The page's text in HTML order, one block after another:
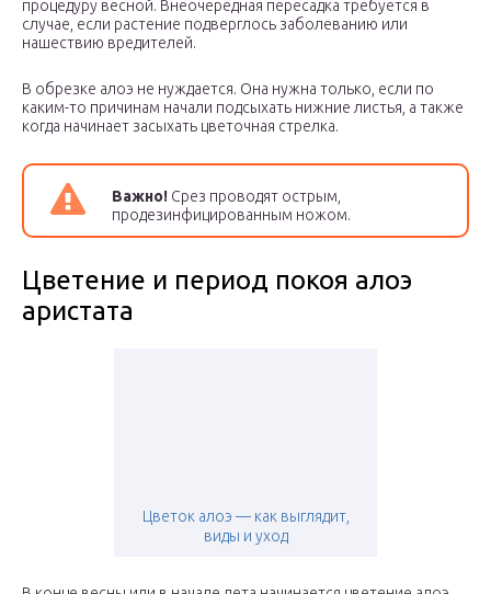
процедуру весной. Внеочередная пересадка требуется в
случае, если растение подверглось заболеванию или
нашествию вредителей.
В обрезке алоэ не нуждается. Она нужна только, если по
каким-то причинам начали подсыхать нижние листья, а также
когда начинает засыхать цветочная стрелка.
Важно! Срез проводят острым,
продезинфицированным ножом.
Цветение и период покоя алоэ
аристата
Цветок алоэ — как выглядит,
виды и уход